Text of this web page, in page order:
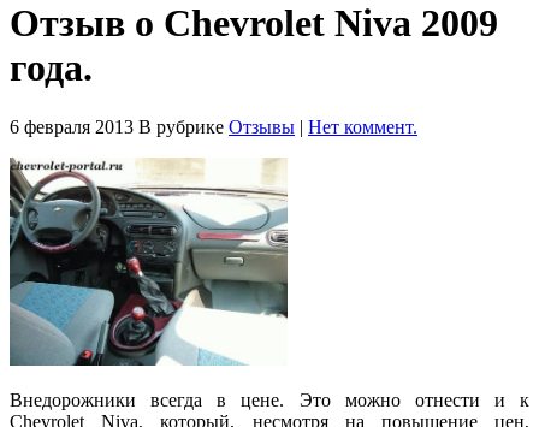
Отзыв о Chevrolet Niva 2009
года.
6 февраля 2013 В рубрике Отзывы | Нет коммент.
Внедорожники всегда в цене. Это можно отнести и к
Chevrolet Niva, который, несмотря на повышение цен,